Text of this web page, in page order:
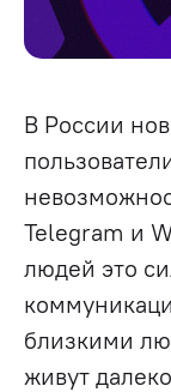
В России
Telegram и
людей это
близкими
живут